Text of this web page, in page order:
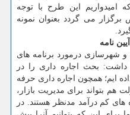
امیدواریم این طرح با توجه
می گردد بعنوان نمونه
نامه
شهرسازی درمورد برنامه های
داشت: بحث اجاره داری را در
ایم؛ همچون اجاره داری حرفه
بتواند برای مدیریت بازار،
های كم درآمد مدنظر هستند. در